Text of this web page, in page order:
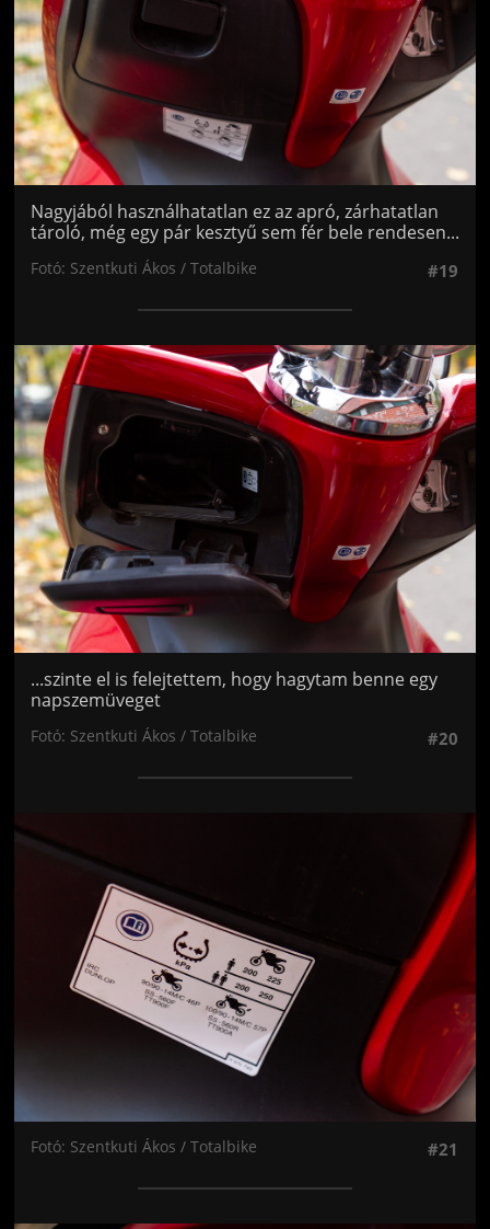
Nagyjából használhatatlan ez az apró, zárhatatlan
tároló, még egy pár kesztyű sem fér bele rendesen...
Fotó: Szentkuti Ákos / Totalbike #19
Jön még kép!
...szinte el is felejtettem, hogy hagytam benne egy
napszemüveget
Fotó: Szentkuti Ákos / Totalbike #20
Fotó: Szentkuti Ákos / Totalbike #21